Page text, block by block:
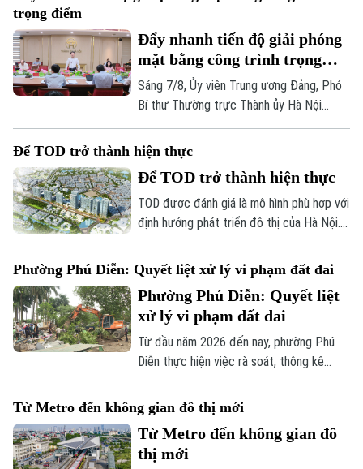
dần dần thành hình. Các đơn vị thi công
đường dẫn cùng hệ thống hạ tầng kỹ
thuật theo đúng kế hoạch.
trọng điểm
Đẩy nhanh tiến độ giải phóng
mặt bằng công trình trọng
điểm
Sáng 7/8, Ủy viên Trung ương Đảng, Phó
Bí thư Thường trực Thành ủy Hà Nội
Nguyễn Trọng Đông - Trưởng ban Chỉ đạo
giải phóng mặt bằng các dự án đầu tư
trên địa bàn thành phố Hà Nội chủ trì
cuộc họp làm việc với các sở, ngành và
địa phương liên quan về tình hình giải
phóng mặt bằng một số dự án, công trình
Để TOD trở thành hiện thực
Để TOD trở thành hiện thực
TOD được đánh giá là mô hình phù hợp với
định hướng phát triển đô thị của Hà Nội.
nhiều cơ chế đồng bộ về quy hoạch, đất
đai, nguồn vốn và tổ chức thực hiện. Cơ
quan Báo và Phát thanh, Truyền hình Hà
Nội đã có cuộc trao đổi với ông Nguyễn
Bá Sơn, Phó Trưởng Ban Quản lý Đường
sắt đô thị Hà Nội.
Phường Phú Diễn: Quyết liệt xử lý vi phạm đất đai
Phường Phú Diễn: Quyết liệt
xử lý vi phạm đất đai
Từ đầu năm 2026 đến nay, phường Phú
Diễn thực hiện việc rà soát, thông kê
cũng như ra quân xử lý vi phạm đất đai.
Với tinh thần "nói thật, làm thật", chính
quyền địa phương đang mở đợt cao điểm
cưỡng chế, giải tỏa các trường hợp vi
phạm đất đai, lấn chiếm đất nông nghiệp,
Từ Metro đến không gian đô thị mới
Từ Metro đến không gian đô
thị mới